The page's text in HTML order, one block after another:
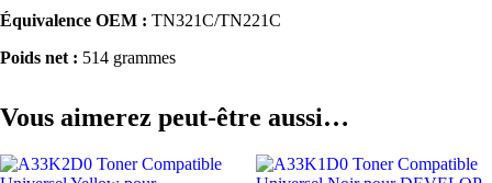
Équivalence OEM : TN321C/TN221C
Poids net : 514 grammes
Vous aimerez peut-être aussi…